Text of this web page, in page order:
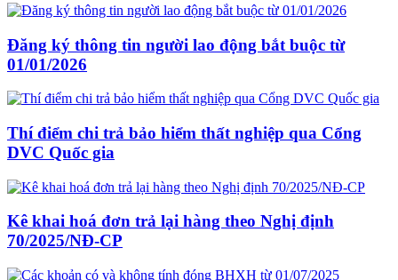
Đăng ký thông tin người lao động bắt buộc từ
01/01/2026
Thí điểm chi trả bảo hiểm thất nghiệp qua Cổng
DVC Quốc gia
Kê khai hoá đơn trả lại hàng theo Nghị định
70/2025/NĐ-CP